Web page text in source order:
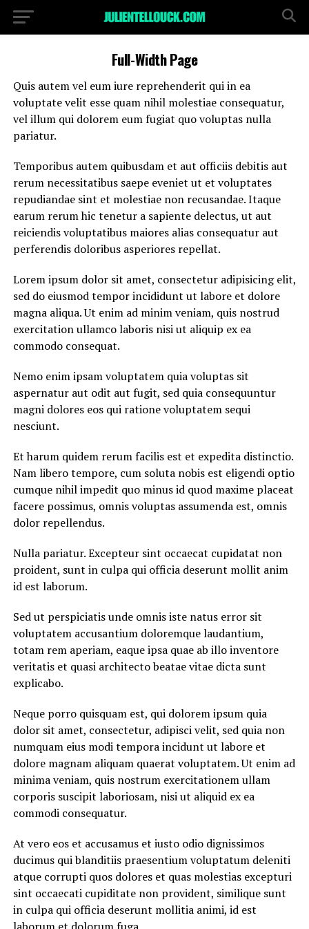
Full-Width Page
Quis autem vel eum iure reprehenderit qui in ea
voluptate velit esse quam nihil molestiae consequatur,
vel illum qui dolorem eum fugiat quo voluptas nulla
pariatur.
Temporibus autem quibusdam et aut officiis debitis aut
rerum necessitatibus saepe eveniet ut et voluptates
repudiandae sint et molestiae non recusandae. Itaque
earum rerum hic tenetur a sapiente delectus, ut aut
reiciendis voluptatibus maiores alias consequatur aut
perferendis doloribus asperiores repellat.
Lorem ipsum dolor sit amet, consectetur adipisicing elit,
sed do eiusmod tempor incididunt ut labore et dolore
magna aliqua. Ut enim ad minim veniam, quis nostrud
exercitation ullamco laboris nisi ut aliquip ex ea
commodo consequat.
Nemo enim ipsam voluptatem quia voluptas sit
aspernatur aut odit aut fugit, sed quia consequuntur
magni dolores eos qui ratione voluptatem sequi
nesciunt.
Et harum quidem rerum facilis est et expedita distinctio.
Nam libero tempore, cum soluta nobis est eligendi optio
cumque nihil impedit quo minus id quod maxime placeat
facere possimus, omnis voluptas assumenda est, omnis
dolor repellendus.
Nulla pariatur. Excepteur sint occaecat cupidatat non
proident, sunt in culpa qui officia deserunt mollit anim
id est laborum.
Sed ut perspiciatis unde omnis iste natus error sit
voluptatem accusantium doloremque laudantium,
totam rem aperiam, eaque ipsa quae ab illo inventore
veritatis et quasi architecto beatae vitae dicta sunt
explicabo.
Neque porro quisquam est, qui dolorem ipsum quia
dolor sit amet, consectetur, adipisci velit, sed quia non
numquam eius modi tempora incidunt ut labore et
dolore magnam aliquam quaerat voluptatem. Ut enim ad
minima veniam, quis nostrum exercitationem ullam
corporis suscipit laboriosam, nisi ut aliquid ex ea
commodi consequatur.
At vero eos et accusamus et iusto odio dignissimos
ducimus qui blanditiis praesentium voluptatum deleniti
atque corrupti quos dolores et quas molestias excepturi
sint occaecati cupiditate non provident, similique sunt
in culpa qui officia deserunt mollitia animi, id est